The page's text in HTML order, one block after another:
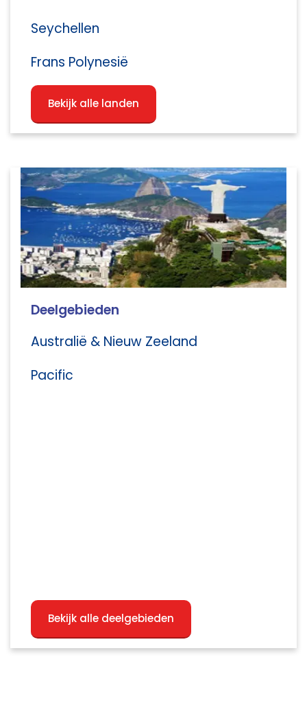
Seychellen
Frans Polynesië
Bekijk alle landen
Deelgebieden
Australië & Nieuw Zeeland
Pacific
Bekijk alle deelgebieden